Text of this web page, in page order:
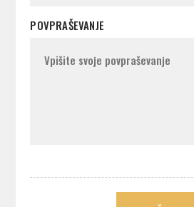
POVPRAŠEVANJE